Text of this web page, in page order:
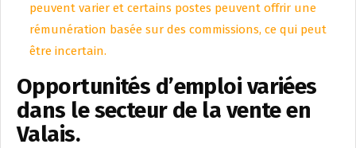
peuvent varier et certains postes peuvent offrir une
rémunération basée sur des commissions, ce qui peut
être incertain.
Opportunités d’emploi variées
dans le secteur de la vente en
Valais.